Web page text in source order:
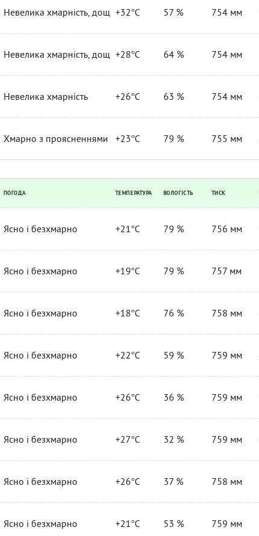
Невелика хмарність, дощ +32°C 57 % 754 мм
Невелика хмарність, дощ +28°C 64 % 754 мм
Невелика хмарність +26°C 63 % 754 мм
Хмарно з проясненнями +23°C 79 % 755 мм
ПОГОДА ТЕМПЕРАТУРА ВОЛОГІСТЬ ТИСК
Ясно і безхмарно +21°C 79 % 756 мм
Ясно і безхмарно +19°C 79 % 757 мм
Ясно і безхмарно +18°C 76 % 758 мм
Ясно і безхмарно +22°C 59 % 759 мм
Ясно і безхмарно +26°C 36 % 759 мм
Ясно і безхмарно +27°C 32 % 759 мм
Ясно і безхмарно +26°C 37 % 758 мм
Ясно і безхмарно +21°C 53 % 759 мм